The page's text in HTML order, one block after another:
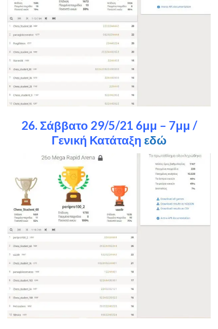
26. Σάββατο 29/5/21 6μμ – 7μμ /
Γενική Κατάταξη εδώ